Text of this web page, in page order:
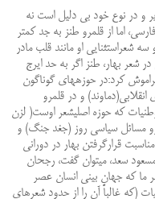
و در نوع خود بی دلیل است نه
اما از قلمرو طنز به جد کمتر
سه شعراستثنایی او مانند قلب مادر
شعر بهار، طنز اگر به حد ایرج
کرد:در حوزه‏های گوناگون
و در قلمرو
که حوزه اصلی‏شعر اوست( لزن
مسائل سیاسی روز (جغد جنگ) و
قرارگرفتن بهار در دورانی
سعد، می‏توان گفت، رجحان
که جهان بینی انسان عصر
(که غالباً آن را از حدود شعرهای